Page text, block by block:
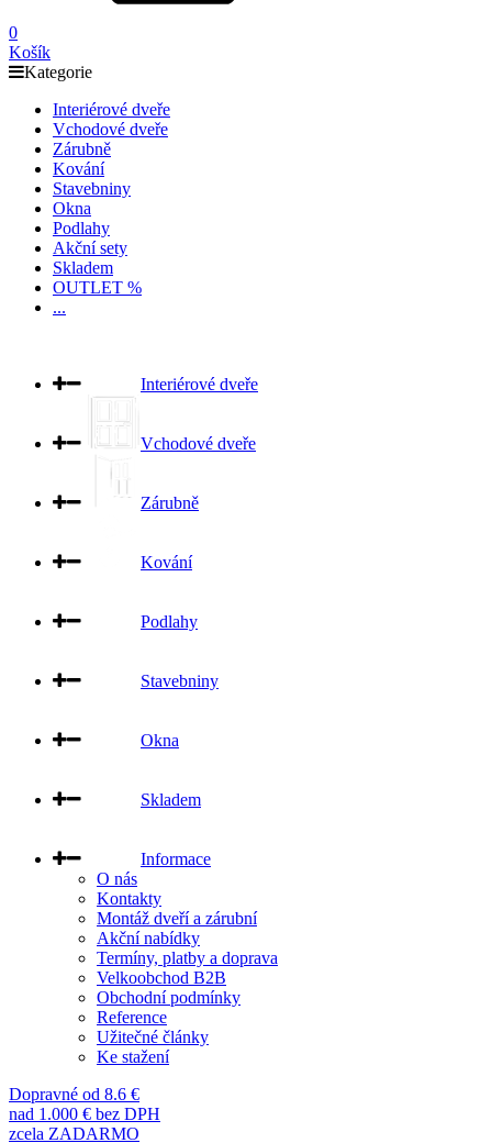
0
Košík
Kategorie
Interiérové dveře
Vchodové dveře
Zárubně
Kování
Stavebniny
Okna
Podlahy
Akční sety
Skladem
OUTLET %
...
Interiérové dveře
Vchodové dveře
Zárubně
Kování
Podlahy
Stavebniny
Okna
Skladem
Informace
O nás
Kontakty
Montáž dveří a zárubní
Akční nabídky
Termíny, platby a doprava
Velkoobchod B2B
Obchodní podmínky
Reference
Užitečné články
Ke stažení
Dopravné od 8.6 €
nad 1.000 € bez DPH
zcela ZADARMO